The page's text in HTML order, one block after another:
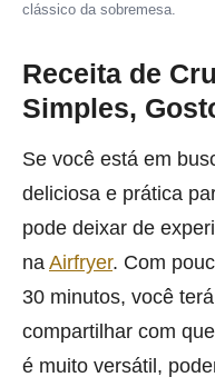
clássico da sobremesa.
Receita de
Simples,
Se você está em
deliciosa e prática
pode deixar de
na Airfryer. Com
30 minutos, você
compartilhar com
é muito versátil,